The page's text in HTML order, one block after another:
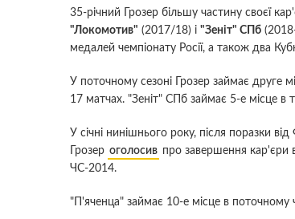
35-річний Грозер більшу частину своєї
"Локомотив" (2017/18) і "Зеніт" СПб
медалей чемпіонату Росії, а також два
У поточному сезоні Грозер займає друге
17 матчах. "Зеніт" СПб займає 5-е місце в
У січні нинішнього року, після поразки
Грозер оголосив про завершення кар'єри
ЧС-2014.
"П'яченца" займає 10-е місце в поточному